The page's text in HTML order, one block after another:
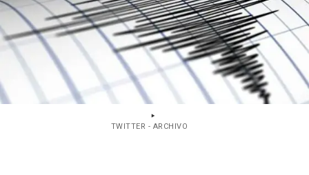
TWITTER - ARCHIVO